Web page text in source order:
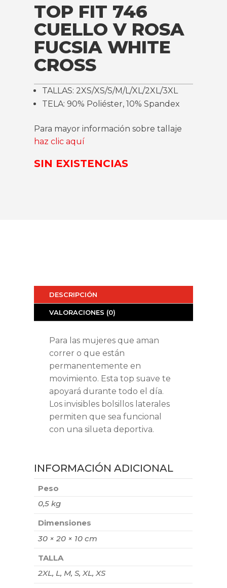
TOP FIT 746
CUELLO V ROSA
FUCSIA WHITE
CROSS
TALLAS: 2XS/XS/S/M/L/XL/2XL/3XL
TELA: 90% Poliéster, 10% Spandex
Para mayor información sobre tallaje
haz clic aquí
SIN EXISTENCIAS
DESCRIPCIÓN
VALORACIONES (0)
Para las mujeres que aman
correr o que están
permanentemente en
movimiento. Esta top suave te
apoyará durante todo el día.
Los invisibles bolsillos laterales
permiten que sea funcional
con una silueta deportiva.
INFORMACIÓN ADICIONAL
Peso
0,5 kg
Dimensiones
30 × 20 × 10 cm
TALLA
2XL, L, M, S, XL, XS